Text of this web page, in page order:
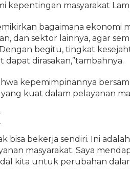
kepentingan masyarakat
bagaimana ekonomi
dan sektor lainnya, agar
begitu, tingkat
dapat dirasakan,”tambahnya.
kepemimpinannya
kuat dalam pelayanan
bisa bekerja sendiri. Ini
masyarakat. Saya
kita untuk perubahan